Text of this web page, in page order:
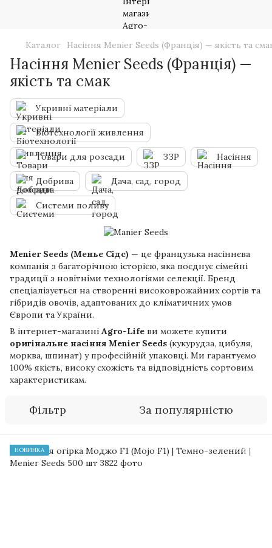
Каталог Насіння Menier Seeds (Франція) — якість та
Насіння Menier Seeds (Франція) —
якість та смак
Укривні матеріали
Біотехнології живлення
Товари для розсади ЗЗР Насіння
Добрива Дача, сад, город
Системи поливу
Menier Seeds (Меньє Сідс) — це французька насіннєва
компанія з багаторічною історією, яка поєднує сімейні
традиції з новітніми технологіями селекції. Бренд
спеціалізується на створенні високоврожайних сортів та
гібридів овочів, адаптованих до кліматичних умов
Європи та України.
В інтернет-магазині Agro-Life ви можете купити
оригінальне насіння Menier Seeds (кукурудза, цибуля,
морква, шпинат) у професійній упаковці. Ми гарантуємо
100% якість, високу схожість та відповідність сортовим
характеристикам.
Фільтр За популярністю
НОВИНКА